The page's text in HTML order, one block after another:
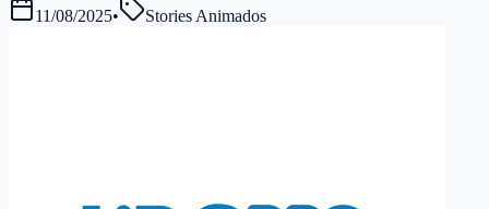
11/08/2025• Stories Animados